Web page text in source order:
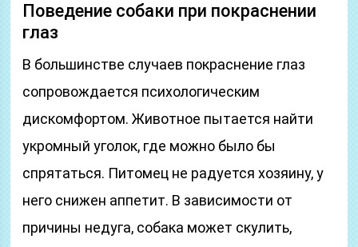
Поведение собаки при покраснении
глаз
В большинстве случаев покраснение глаз
сопровождается психологическим
дискомфортом. Животное пытается найти
укромный уголок, где можно было бы
спрятаться. Питомец не радуется хозяину, у
него снижен аппетит. В зависимости от
причины недуга, собака может скулить,